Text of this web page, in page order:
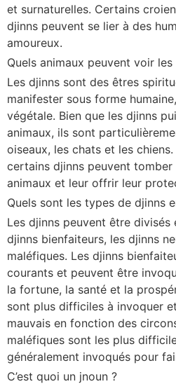
et surnaturelles. Certains
djinns peuvent se lier à des
amoureux.
Quels animaux peuvent voir les
Les djinns sont des êtres
manifester sous forme
végétale. Bien que les djinns
animaux, ils sont
oiseaux, les chats et les
certains djinns peuvent tomber
animaux et leur offrir leur
Quels sont les types de djinns
Les djinns peuvent être
djinns bienfaiteurs, les djinns
maléfiques. Les djinns
courants et peuvent être
la fortune, la santé et la
sont plus difficiles à invoquer
mauvais en fonction des
maléfiques sont les plus
généralement invoqués pour
C’est quoi un jnoun ?